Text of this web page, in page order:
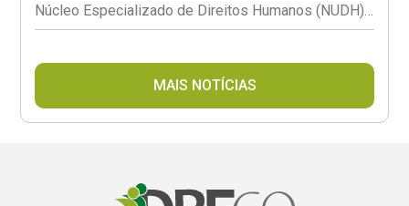
Núcleo Especializado de Direitos Humanos (NUDH),
em parceria com o Ambulatório Transviver TX e a
MAIS NOTÍCIAS